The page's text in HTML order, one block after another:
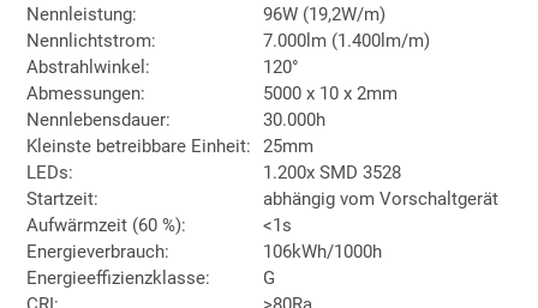
Nennleistung:
96W (19,2W/m)
Nennlichtstrom:
7.000lm (1.400lm/m)
Abstrahlwinkel:
120°
Abmessungen:
5000 x 10 x 2mm
Nennlebensdauer:
30.000h
Kleinste betreibbare Einheit:
25mm
LEDs:
1.200x SMD 3528
Startzeit:
abhängig vom Vorschaltgerät
Aufwärmzeit (60 %):
<1s
Energieverbrauch:
106kWh/1000h
Energieeffizienzklasse:
G